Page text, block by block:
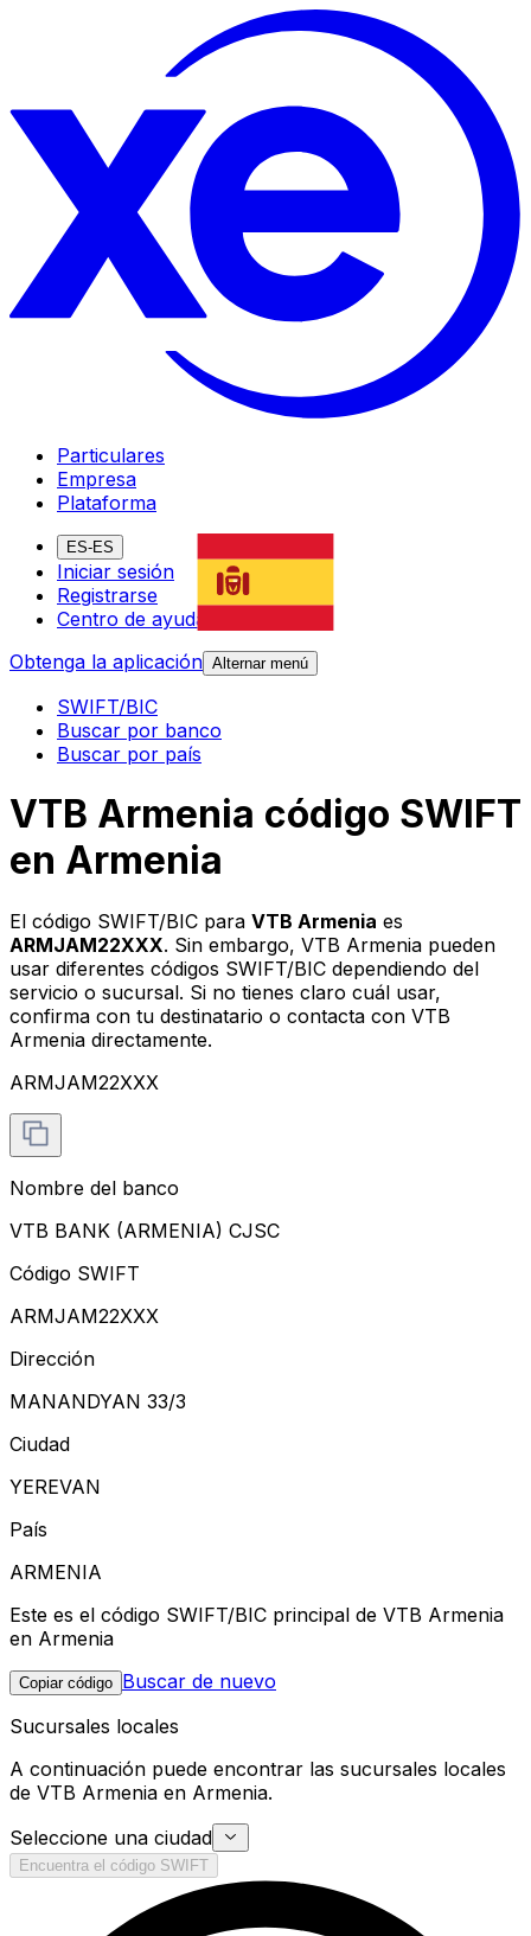
Particulares
Empresa
Plataforma
ES-ES
Iniciar sesión
Registrarse
Centro de ayuda
Obtenga la aplicación Alternar menú
SWIFT/BIC
Buscar por banco
Buscar por país
VTB Armenia código SWIFT
en Armenia
El código SWIFT/BIC para VTB Armenia es
ARMJAM22XXX. Sin embargo, VTB Armenia pueden
usar diferentes códigos SWIFT/BIC dependiendo del
servicio o sucursal. Si no tienes claro cuál usar,
confirma con tu destinatario o contacta con VTB
Armenia directamente.
ARMJAM22XXX
Nombre del banco
VTB BANK (ARMENIA) CJSC
Código SWIFT
ARMJAM22XXX
Dirección
MANANDYAN 33/3
Ciudad
YEREVAN
País
ARMENIA
Este es el código SWIFT/BIC principal de VTB Armenia
en Armenia
Copiar código Buscar de nuevo
Sucursales locales
A continuación puede encontrar las sucursales locales
de VTB Armenia en Armenia.
Seleccione una ciudad
Encuentra el código SWIFT